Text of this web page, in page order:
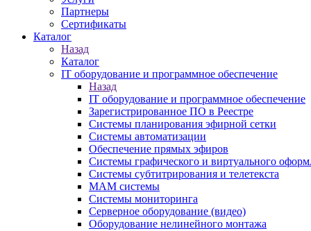
Партнеры
Сертификаты
Каталог
Назад
Каталог
IT оборудование и программное обеспечение
Назад
IT оборудование и программное обеспечение
Зарегистрированное ПО в Реестре
Системы планирования эфирной сетки
Системы автоматизации
Обеспечение прямых эфиров
Системы графического и виртуального
Системы субтитрирования и телетекста
MAM системы
Системы мониторинга
Серверное оборудование (видео)
Оборудование нелинейного монтажа